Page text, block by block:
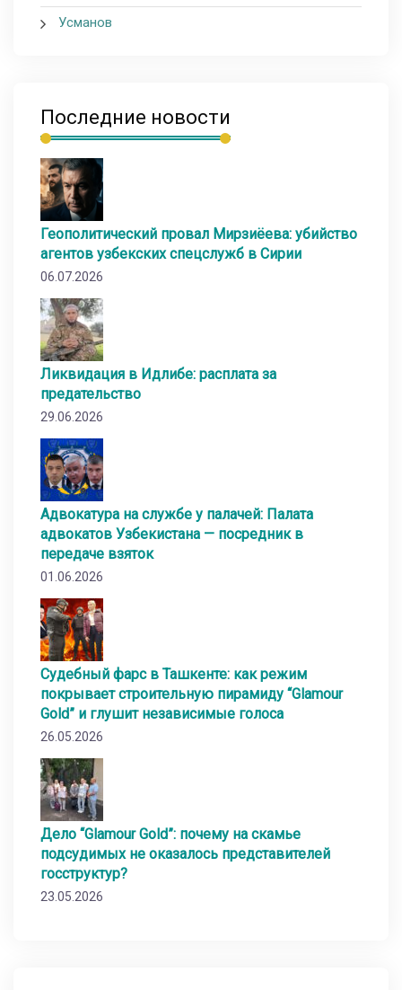
Усманов
Последние новости
Геополитический провал Мирзиёева: убийство
агентов узбекских спецслужб в Сирии
06.07.2026
Ликвидация в Идлибе: расплата за
предательство
29.06.2026
Адвокатура на службе у палачей: Палата
адвокатов Узбекистана — посредник в
передаче взяток
01.06.2026
Судебный фарс в Ташкенте: как режим
покрывает строительную пирамиду “Glamour
Gold” и глушит независимые голоса
26.05.2026
Дело “Glamour Gold”: почему на скамье
подсудимых не оказалось представителей
госструктур?
23.05.2026